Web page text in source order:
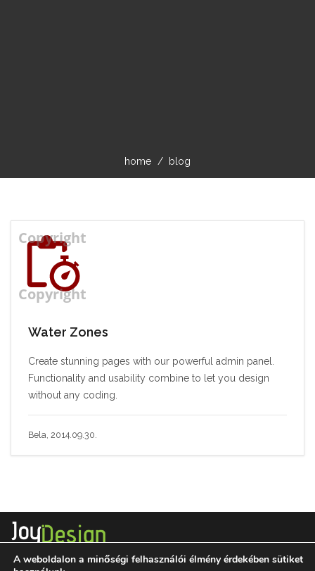
home blog
Water Zones
Create stunning pages with our powerful admin panel.
Functionality and usability combine to let you design
without any coding.
Bela, 2014.09.30.
A weboldalon a minőségi felhasználói élmény érdekében sütiket